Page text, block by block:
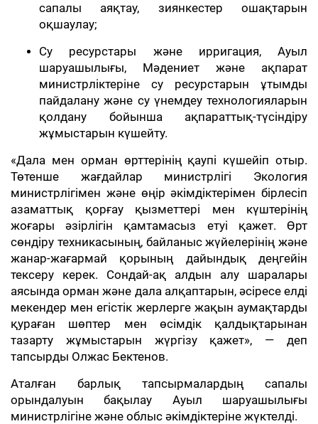
сапалы аяқтау, зиянкестер ошақтарын
оқшаулау;
Су ресурстары және ирригация, Ауыл
шаруашылығы, Мәдениет және ақпарат
министрліктеріне су ресурстарын ұтымды
пайдалану және су үнемдеу технологияларын
қолдану бойынша ақпараттық-түсіндіру
жұмыстарын күшейту.
«Дала мен орман өрттерінің қаупі күшейіп отыр.
Төтенше жағдайлар министрлігі Экология
министрлігімен және өңір әкімдіктерімен бірлесіп
азаматтық қорғау қызметтері мен күштерінің
жоғары әзірлігін қамтамасыз етуі қажет. Өрт
сөндіру техникасының, байланыс жүйелерінің және
жанар-жағармай қорының дайындық деңгейін
тексеру керек. Сондай-ақ алдын алу шаралары
аясында орман және дала алқаптарын, әсіресе елді
мекендер мен егістік жерлерге жақын аумақтарды
қураған шөптер мен өсімдік қалдықтарынан
тазарту жұмыстарын жүргізу қажет», — деп
тапсырды Олжас Бектенов.
Аталған барлық тапсырмалардың сапалы
орындалуын бақылау Ауыл шаруашылығы
министрлігіне және облыс әкімдіктеріне жүктелді.